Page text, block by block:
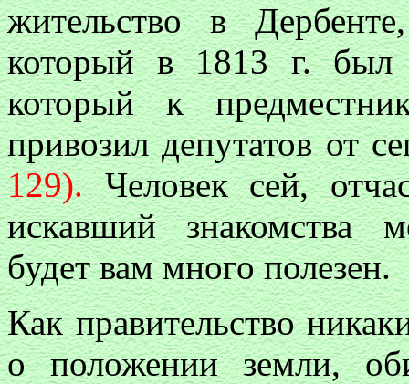
жительство в
который в 1813 г.
который к
привозил депутатов от
129).Человек сей,
искавший знакомства
будет вам много полезен.
Как правительство
о положении земли,